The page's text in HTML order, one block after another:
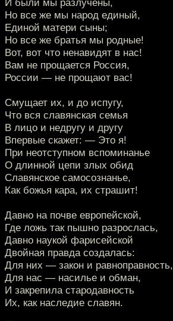
И были мы разлучены,
Но все же мы народ единый,
Единой матери сыны;
Но все же братья мы родные!
Вот, вот что ненавидят в нас!
Вам не прощается Россия,
России — не прощают вас!
Смущает их, и до испугу,
Что вся славянская семья
В лицо и недругу и другу
Впервые скажет: — Это я!
При неотступном вспоминанье
О длинной цепи злых обид
Славянское самосознанье,
Как божья кара, их страшит!
Давно на почве европейской,
Где ложь так пышно разрослась,
Давно наукой фарисейской
Двойная правда создалась:
Для них — закон и равноправность,
Для нас — насилье и обман,
И закрепила стародавность
Их, как наследие славян.